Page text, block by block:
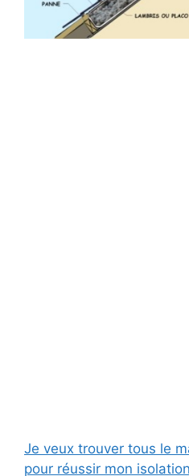
Je veux trouver tous le
pour réussir mon